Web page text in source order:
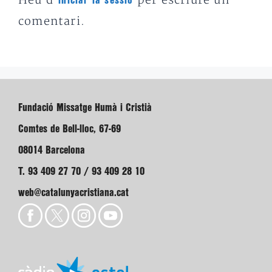
comentari.
Fundació Missatge Humà i Cristià
Comtes de Bell-lloc, 67-69
08014 Barcelona
T. 93 409 27 70 / 93 409 28 10
web@catalunyacristiana.cat